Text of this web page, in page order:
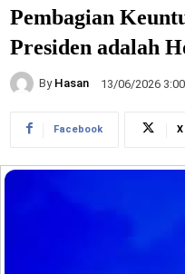
Pembagian
Presiden adalah
By Hasan 13/06/2026
Facebook X